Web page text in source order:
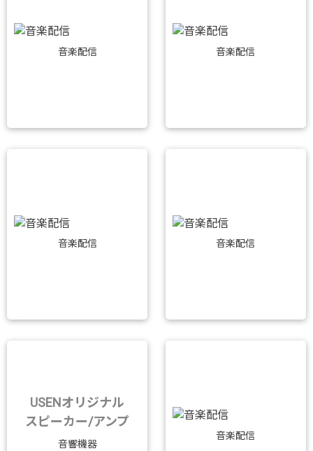
音楽配信 音楽配信
音楽配信 音楽配信
USENオリジナル
スピーカー/アンプ
音響機器
音楽配信